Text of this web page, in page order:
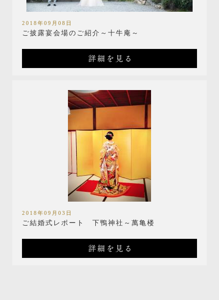
2018年09月08日
ご披露宴会場のご紹介～十牛庵～
2018年09月03日
ご結婚式レポート 下鴨神社～萬亀楼